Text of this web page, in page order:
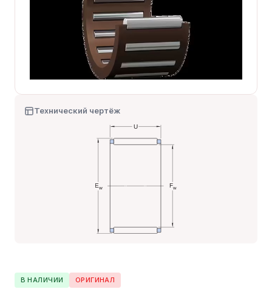
Технический чертёж
В НАЛИЧИИ ОРИГИНАЛ